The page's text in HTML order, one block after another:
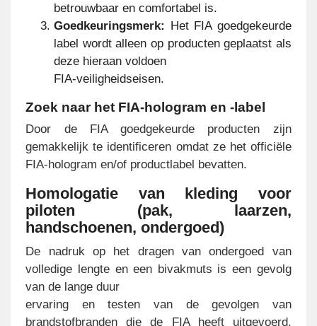
betrouwbaar en comfortabel is.
Goedkeuringsmerk: Het FIA goedgekeurde
label wordt alleen op producten geplaatst als
deze hieraan voldoen
FIA-veiligheidseisen.
Zoek naar het FIA-hologram en -label
Door de FIA goedgekeurde producten zijn
gemakkelijk te identificeren omdat ze het officiële
FIA-hologram en/of productlabel bevatten.
Homologatie van kleding voor
piloten (pak, laarzen,
handschoenen, ondergoed)
De nadruk op het dragen van ondergoed van
volledige lengte en een bivakmuts is een gevolg
van de lange duur
ervaring en testen van de gevolgen van
brandstofbranden die de FIA heeft uitgevoerd.